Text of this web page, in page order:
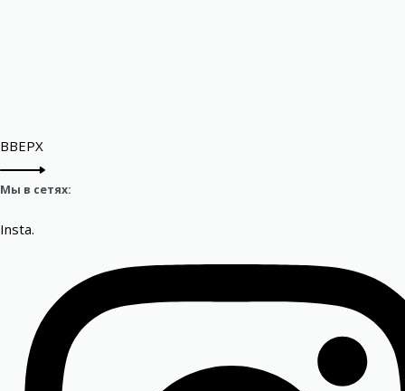
ВВЕРХ
Мы в сетях:
Insta.